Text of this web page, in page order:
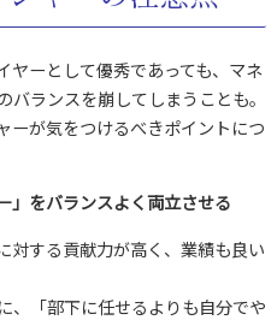
ヤーとして優秀であっても、マネ
ランスを崩してしまうことも。
ーが気をつけるべきポイントにつ
」をバランスよく両立させる
対する貢献力が高く、業績も良い
、「部下に任せるよりも自分でや